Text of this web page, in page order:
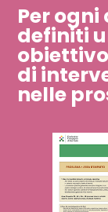
Per
definiti
di
nelle